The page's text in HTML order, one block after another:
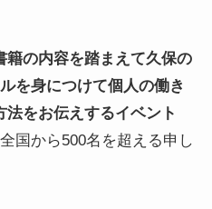
籍の内容を踏まえて久保の
を身につけて個人の働き
をお伝えするイベント
国から500名を超える申し